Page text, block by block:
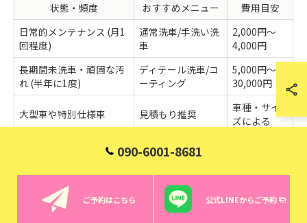
状態・頻度 おすすめメニュー
費用目安
日常的メンテナンス (月1
回程度)
通常洗車/手洗い洗
車
2,000円～
4,000円
長期間未洗車・頑固な汚
れ (半年に1度)
ディテール洗車/コ
ーティング
5,000円～
30,000円
大型車や特別仕様車 見積もり推奨
車種・サイ
ズによる
愛車の状態や使用状況に合わせて、最適なディテール洗車費用を
選ぶことがコスパ向上のポイントです。普段からこまめに手入れ
をしている車であれば、シンプルな手洗い洗車メニューで十分な
場合もあります。一方、長期間洗車をしていなかったり、細部ま
090-6001-8681
ご予約はこちら 公式LINEからご予約